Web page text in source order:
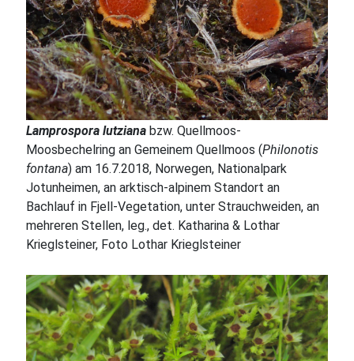
Lamprospora lutziana bzw. Quellmoos-
Moosbechelring an Gemeinem Quellmoos (Philonotis
fontana) am 16.7.2018, Norwegen, Nationalpark
Jotunheimen, an arktisch-alpinem Standort an
Bachlauf in Fjell-Vegetation, unter Strauchweiden, an
mehreren Stellen, leg., det. Katharina & Lothar
Krieglsteiner, Foto Lothar Krieglsteiner